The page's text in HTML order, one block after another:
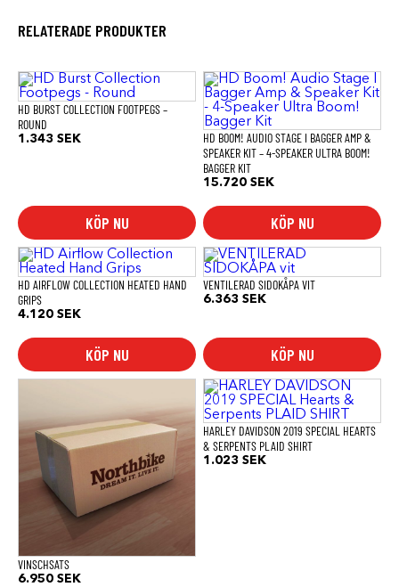
RELATERADE PRODUKTER
HD BURST COLLECTION FOOTPEGS –
ROUND
1.343 SEK
KÖP NU
HD BOOM! AUDIO STAGE I BAGGER AMP &
SPEAKER KIT – 4-SPEAKER ULTRA BOOM!
BAGGER KIT
15.720 SEK
KÖP NU
HD AIRFLOW COLLECTION HEATED HAND
GRIPS
4.120 SEK
KÖP NU
VENTILERAD SIDOKÅPA VIT
6.363 SEK
KÖP NU
VINSCHSATS
6.950 SEK
HARLEY DAVIDSON 2019 SPECIAL HEARTS
& SERPENTS PLAID SHIRT
1.023 SEK
Den
här
produkten
har
flera
varianter.